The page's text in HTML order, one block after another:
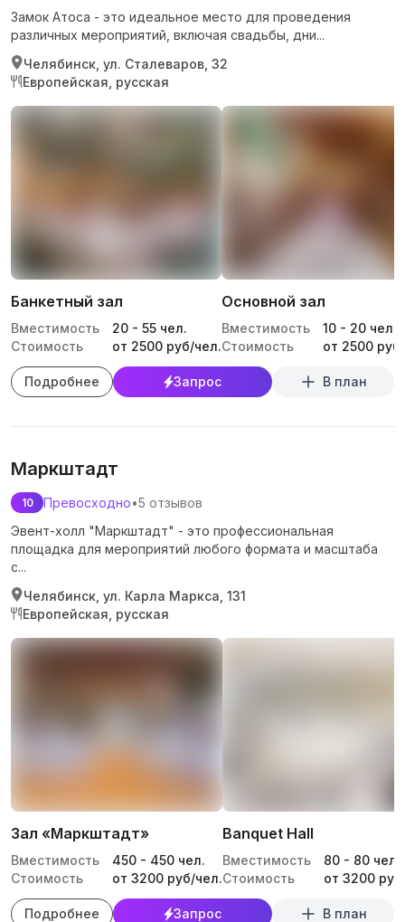
Замок Атоса - это идеальное место для проведения
различных мероприятий, включая свадьбы, дни...
Челябинск, ул. Сталеваров, 32
Европейская, русская
Банкетный зал
Вместимость 20 - 55 чел.
Стоимость
от 2500 руб/чел.
Основной зал
Вместимость 10 - 20 чел.
Стоимость
от 2500
Подробнее Запрос В план
‎Маркштадт
10 Превосходно•5 отзывов
Эвент-холл "Маркштадт" - это профессиональная
площадка для мероприятий любого формата и масштаба
с...
Челябинск, ул. Карла Маркса, 131
Европейская, русская
Зал «Маркштадт»
Вместимость 450 - 450 чел.
Стоимость
от 3200 руб/чел.
Banquet Hall
Вместимость 80 - 80 чел.
Стоимость
от 3200
Подробнее Запрос В план